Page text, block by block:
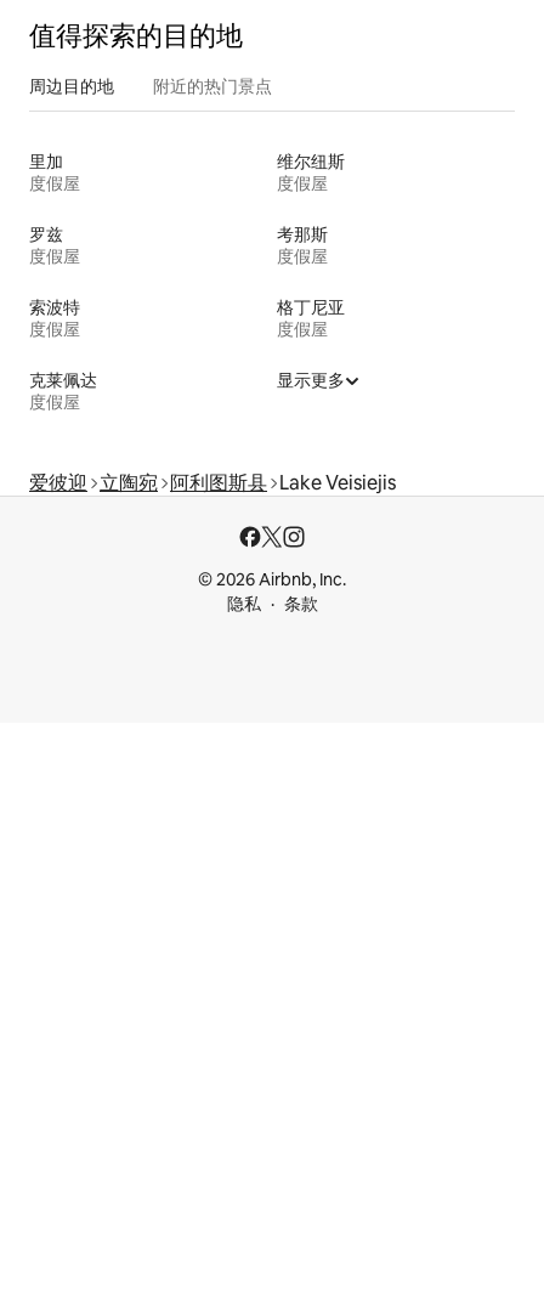
值得探索的目的地
周边目的地 附近的热门景点
里加
度假屋
维尔纽斯
度假屋
罗兹
度假屋
考那斯
度假屋
索波特
度假屋
格丁尼亚
度假屋
克莱佩达
度假屋
显示更多
爱彼迎 立陶宛 阿利图斯县 Lake Veisiejis
© 2026 Airbnb, Inc.
隐私
条款